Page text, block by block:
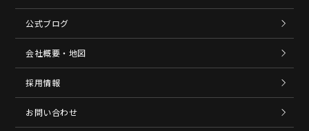
公式ブログ
会社概要・地図
採用情報
お問い合わせ